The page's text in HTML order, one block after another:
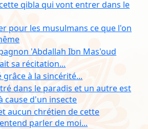
qibla qui vont entrer dans le
pour les musulmans ce que l'on
'Abdallah Ibn Mas'oud
sa récitation...
à la sincérité...
dans le paradis et un autre est
cause d'un insecte
aucun chrétien de cette
parler de moi...